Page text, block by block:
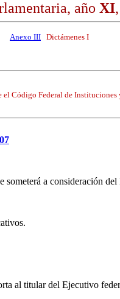
año XI
Anexo III Dictámenes I
el Código Federal de Instituciones
a consideración
al titular del Ejecutivo